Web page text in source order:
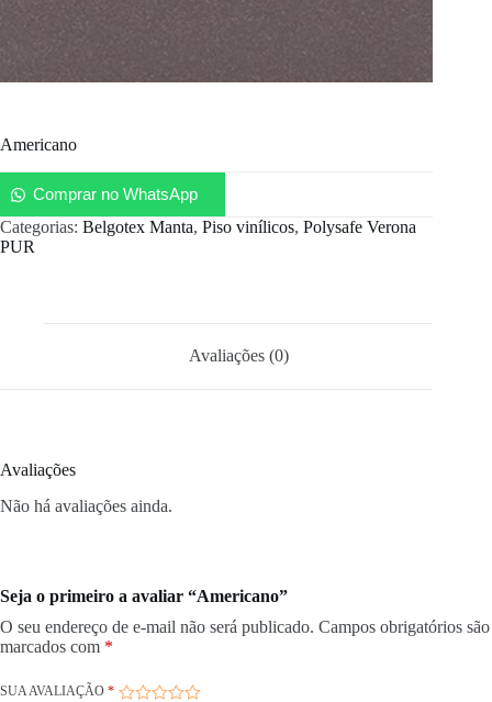
Americano
Comprar no WhatsApp
Categorias: Belgotex Manta, Piso vinílicos, Polysafe Verona
PUR
Avaliações (0)
Avaliações
Não há avaliações ainda.
Seja o primeiro a avaliar “Americano”
O seu endereço de e-mail não será publicado. Campos obrigatórios são
marcados com *
SUA AVALIAÇÃO *